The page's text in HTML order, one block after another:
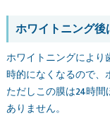
ホワイトニング
ホワイトニングにより
時的になくなるので、
ただしこの膜は24時
ありません。